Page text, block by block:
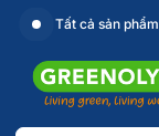
Xuất hoá đơn